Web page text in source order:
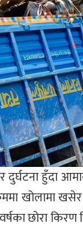
दुर्घटना हुँदा
खोलामा खसेर
छोरा